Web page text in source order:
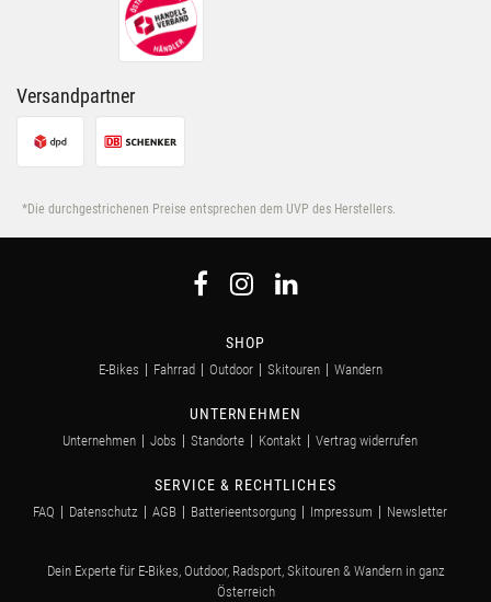
Versandpartner
*Die durchgestrichenen Preise entsprechen dem UVP des Herstellers.
SHOP
E-Bikes Fahrrad Outdoor Skitouren Wandern
UNTERNEHMEN
Unternehmen Jobs Standorte Kontakt Vertrag widerrufen
SERVICE & RECHTLICHES
FAQ Datenschutz AGB Batterieentsorgung Impressum Newsletter
Dein Experte für E-Bikes, Outdoor, Radsport, Skitouren & Wandern in ganz
Österreich